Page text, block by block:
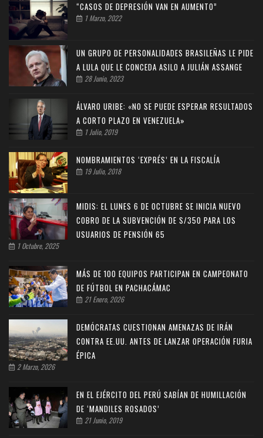
“CASOS DE DEPRESIÓN VAN EN AUMENTO”
1 Marzo, 2022
UN GRUPO DE PERSONALIDADES BRASILEÑAS LE PIDE
A LULA QUE LE CONCEDA ASILO A JULIÁN ASSANGE
28 Junio, 2023
ÁLVARO URIBE: «NO SE PUEDE ESPERAR RESULTADOS
A CORTO PLAZO EN VENEZUELA»
1 Julio, 2019
NOMBRAMIENTOS ‘EXPRÉS’ EN LA FISCALÍA
19 Julio, 2018
MIDIS: EL LUNES 6 DE OCTUBRE SE INICIA NUEVO
COBRO DE LA SUBVENCIÓN DE S/350 PARA LOS
USUARIOS DE PENSIÓN 65
1 Octubre, 2025
MÁS DE 100 EQUIPOS PARTICIPAN EN CAMPEONATO
DE FÚTBOL EN PACHACÁMAC
21 Enero, 2026
DEMÓCRATAS CUESTIONAN AMENAZAS DE IRÁN
CONTRA EE.UU. ANTES DE LANZAR OPERACIÓN FURIA
ÉPICA
2 Marzo, 2026
EN EL EJÉRCITO DEL PERÚ SABÍAN DE HUMILLACIÓN
DE ‘MANDILES ROSADOS’
21 Junio, 2019